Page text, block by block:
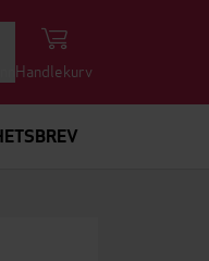
Handlekurv